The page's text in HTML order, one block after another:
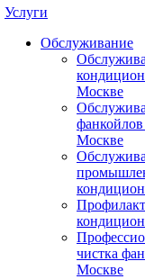
Услуги
Обслуживание
Москве
Москве
чистка
Москве